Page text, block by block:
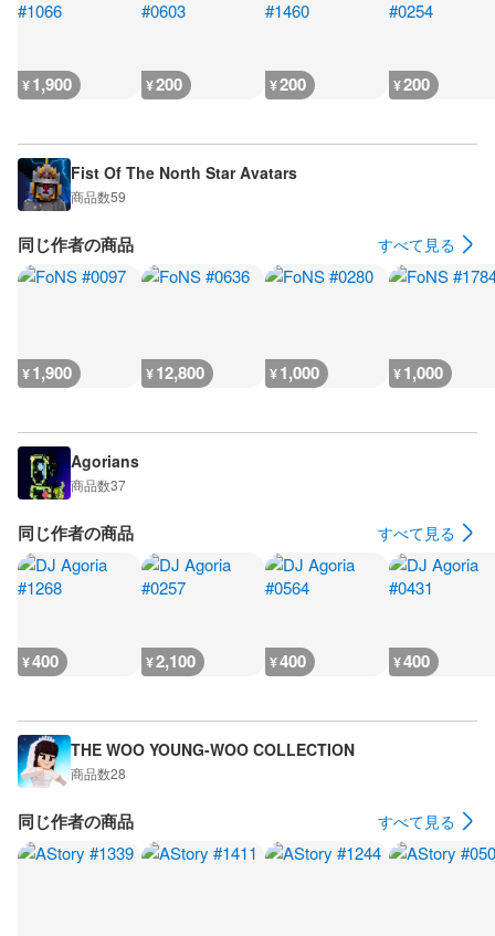
¥1,900 ¥200 ¥200 ¥200
Fist Of The North Star Avatars
商品数59
同じ作者の商品 すべて見る
¥1,900 ¥12,800 ¥1,000 ¥1,000
Agorians
商品数37
同じ作者の商品 すべて見る
¥400 ¥2,100 ¥400 ¥400
THE WOO YOUNG-WOO COLLECTION
商品数28
同じ作者の商品 すべて見る